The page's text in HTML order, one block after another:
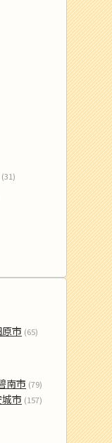
(31)
原市 (65)
南市 (79)
市 (157)